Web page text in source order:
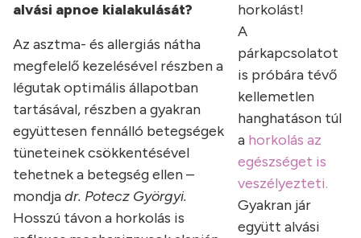
horkolást!
A
párkapcsolatot
is próbára tévő
kellemetlen
hanghatáson túl
a horkolás az
egészséget is
veszélyezteti.
Gyakran jár
együtt alvási
alvási apnoe kialakulását?
Az asztma- és allergiás nátha
megfelelő kezelésével részben a
légutak optimális állapotban
tartásával, részben a gyakran
együttesen fennálló betegségek
tüneteinek csökkentésével
tehetnek a betegség ellen –
mondjadr. Potecz Györgyi.
Hosszú távon a horkolás is